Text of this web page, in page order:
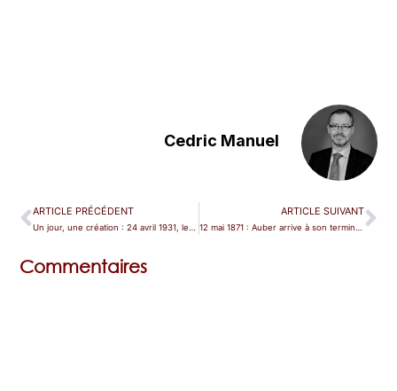
Cedric Manuel
ARTICLE PRÉCÉDENT ARTICLE SUIVANT
Commentaires